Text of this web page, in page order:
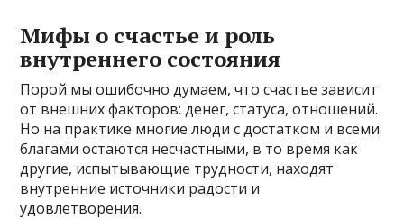
Мифы о счастье и роль
внутреннего состояния
Порой мы ошибочно думаем, что счастье зависит
от внешних факторов: денег, статуса, отношений.
Но на практике многие люди с достатком и всеми
благами остаются несчастными, в то время как
другие, испытывающие трудности, находят
внутренние источники радости и
удовлетворения.